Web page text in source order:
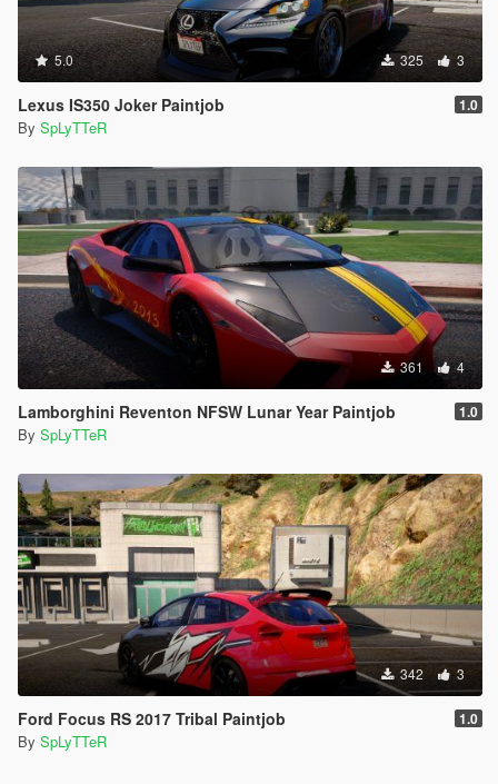
5.0 325 3
Lexus IS350 Joker Paintjob 1.0
By SpLyTTeR
361 4
Lamborghini Reventon NFSW Lunar Year Paintjob 1.0
By SpLyTTeR
342 3
Ford Focus RS 2017 Tribal Paintjob 1.0
By SpLyTTeR